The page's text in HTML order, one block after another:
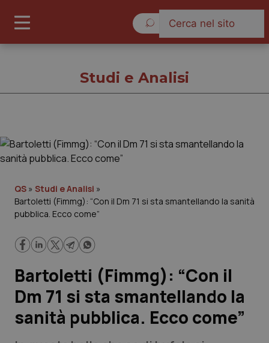
Governo e Parlamento
Regioni e Asl
Lavoro e Professioni
Scienza e Farmaci
Studi e Analisi
Studi e Analisi
QS » Studi e Analisi »
Bartoletti (Fimmg): “Con il Dm 71 si sta smantellando la sanità
pubblica. Ecco come”
Bartoletti (Fimmg): “Con il
Dm 71 si sta smantellando la
sanità pubblica. Ecco come”